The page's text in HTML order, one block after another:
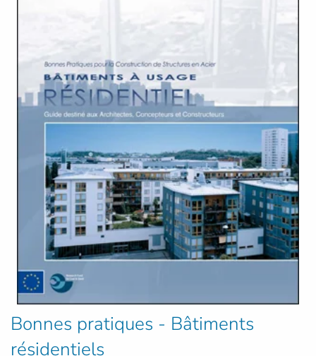
Bonnes pratiques - Bâtiments
résidentiels